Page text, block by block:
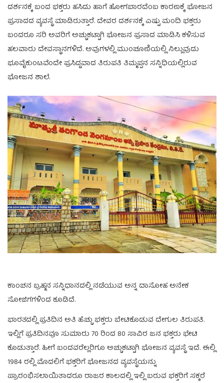
ದರ್ಶನಕ್ಕೆ ಬಂದ ಭಕ್ತರು ಹಸಿದು ಹಾಗೆ ಹೋಗಬಾರದೆಂಬ ಕಾರಣಕ್ಕೆ ಭೋಜನ
ಪ್ರಸಾದದ ವ್ಯವಸ್ಥೆ ಮಾಡಿರುತ್ತಾರೆ. ದೇವರ ದರ್ಶನಕ್ಕೆ ಎಷ್ಟು ಮಂದಿ ಭಕ್ತರು
ಬಂದರೂ ಸರಿ ಅವರಿಗೆ ಅಚ್ಚುಕಟ್ಟಾಗಿ ಭೋಜನ ಪ್ರಸಾದ ಮಾಡಿಸಿ ಕಳಿಸುವ
ಹಲವಾರು ದೇವಸ್ಥಾನಗಳಿದೆ. ಅವುಗಳಲ್ಲಿ ಮುಂಚೂಣಿಯಲ್ಲಿ ನಿಲ್ಲುವುದು
ಭೂವೈಕುಂಟವೆಂದೇ ಪ್ರಸಿದ್ದವಾದ ತಿರುಪತಿ ತಿಮ್ಮಪ್ಪನ ಸನ್ನಿಧಿಯಲ್ಲಿರುವ
ಭೋಜನ ಶಾಲೆ.
ಕಾಂಚನ ಬ್ರಹ್ಮನ ಸನ್ನಿಧಾನದಲ್ಲಿ ನಡೆಯುವ ಅನ್ನ ದಾಸೋಹ ಅನೇಕ
ಸೋಜಿಗಗಳಿಂದ ಕೂಡಿದೆ.
ಭಾರತದಲ್ಲಿ ಪ್ರತಿದಿನ ಅತಿ ಹೆಚ್ಚು ಭಕ್ತರು ಬೇಟಿಕೊಡುವ ದೇಗುಲ ತಿರುಪತಿ.
ಇಲ್ಲಿಗೆ ಪ್ರತಿದಿನವೂ ಸುಮಾರು 70 ರಿಂದ 80 ಸಾವಿರ ಜನ ಭಕ್ತರು ಭೇಟಿ
ಕೊಡುತ್ತಾರೆ. ಹೀಗೆ ಬಂದವರೆಲ್ಲರಿಗೂ ಅಚ್ಚುಕಟ್ಟಾಗಿ ಭೋಜನ ವ್ಯವಸ್ಥೆ ಇದೆ. ಈಲ್ಲಿ
1984 ರಲ್ಲಿ ಮೊದಲಿಗೆ ಭಕ್ತರಿಗೆ ಭೋಜನದ ವ್ಯವಸ್ಥೆಯನ್ನು
ಪ್ರಾರಂಭಿಸಲಾಯಿತಾದರೂ ರಾಜರ ಕಾಲದಲ್ಲಿ ಇಲ್ಲಿ ಬರುವ ಭಕ್ತರಿಗೆ ಸಕ್ಕರೆ